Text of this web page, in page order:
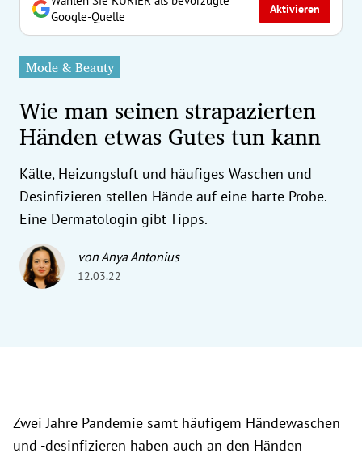
Untermenü
Untermenü
Untermenü
Untermenü
Google-Quelle
Aktivieren
Mode & Beauty
Wie man seinen strapazierten
Händen etwas Gutes tun kann
Kälte, Heizungsluft und häufiges Waschen und
Desinfizieren stellen Hände auf eine harte Probe.
Eine Dermatologin gibt Tipps.
von Anya Antonius
12.03.22
Zwei Jahre Pandemie samt häufigem Händewaschen
und -desinfizieren haben auch an den Händen